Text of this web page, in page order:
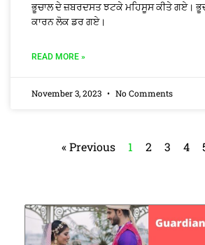
ਭੂਚਾਲ ਦੇ ਜ਼ਬਰਦਸਤ ਝਟਕੇ ਮਹਿਸੂਸ ਕੀਤੇ ਗਏ।
ਕਾਰਨ ਲੋਕ ਡਰ ਗਏ।
READ MORE »
November 3, 2023 No Comments
« Previous 1 2 3 4